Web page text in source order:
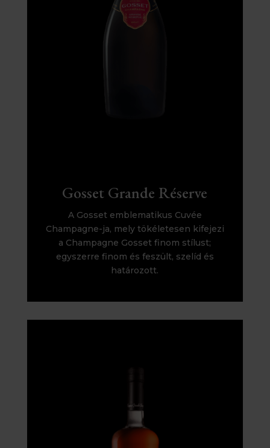
Gosset Grande Réserve
A Gosset emblematikus Cuvée
Champagne-ja, mely tökéletesen kifejezi
a Champagne Gosset finom stílust;
egyszerre finom és feszült, szelíd és
határozott.